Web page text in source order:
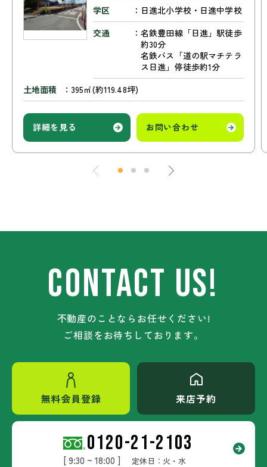
学区
日進北小学校・日進中学校
交通
名鉄豊田線「日進」駅徒歩
約30分
名鉄バス「道の駅マチテラ
ス日進」停徒歩約1分
土地面積
395㎡(約119.48坪)
詳細を見る お問い合わせ
CONTACT US!
不動産のことならお任せください!
ご相談をお待ちしております。
無料会員登録 来店予約
0120-21-2103
[ 9:30 ~ 18:00 ] 定休日：火・水